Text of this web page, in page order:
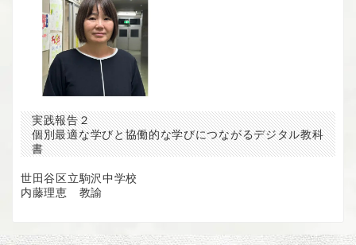
実践報告２
個別最適な学びと協働的な学びにつながるデジタル教科
書
世田谷区立駒沢中学校
内藤理恵 教諭